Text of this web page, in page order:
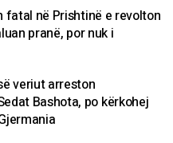
fatal në Prishtinë e revolton
pranë, por nuk i
veriut arreston
Bashota, po kërkohej